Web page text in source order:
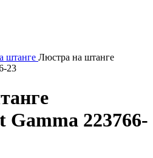
штанге Люстра на штанге
23
223766-